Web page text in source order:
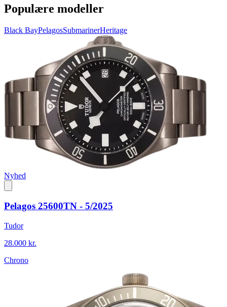
Populære modeller
Black BayPelagosSubmarinerHeritage
Nyhed
Pelagos 25600TN - 5/2025
Tudor
28.000 kr.
Chrono